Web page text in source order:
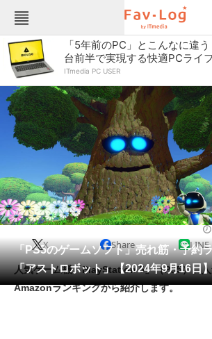
Fav-Logカテゴリー一覧
TOP アウトドア用品
インテリア・収納 おもちゃ・ホ
カメラ キッチン家電
キッチン用品 ゲーム
コンテンツ・サービス スイーツ・お
スポーツ・レジャー スマホ・携帯
パソコン・タブレット ファッション
ペット 家電
工具・DIY 本・DVD・
「5年前のPC」とこんなに違
台前半で実現する快適PCライフ
ITmedia PC USER
「PS5のゲームソフト」売れ筋・予約
「アストロボット」【2024年9月16日
X Share LINE
人気ゲーム機「PlayStation 5」（PS5）。
Amazonランキングから紹介します。